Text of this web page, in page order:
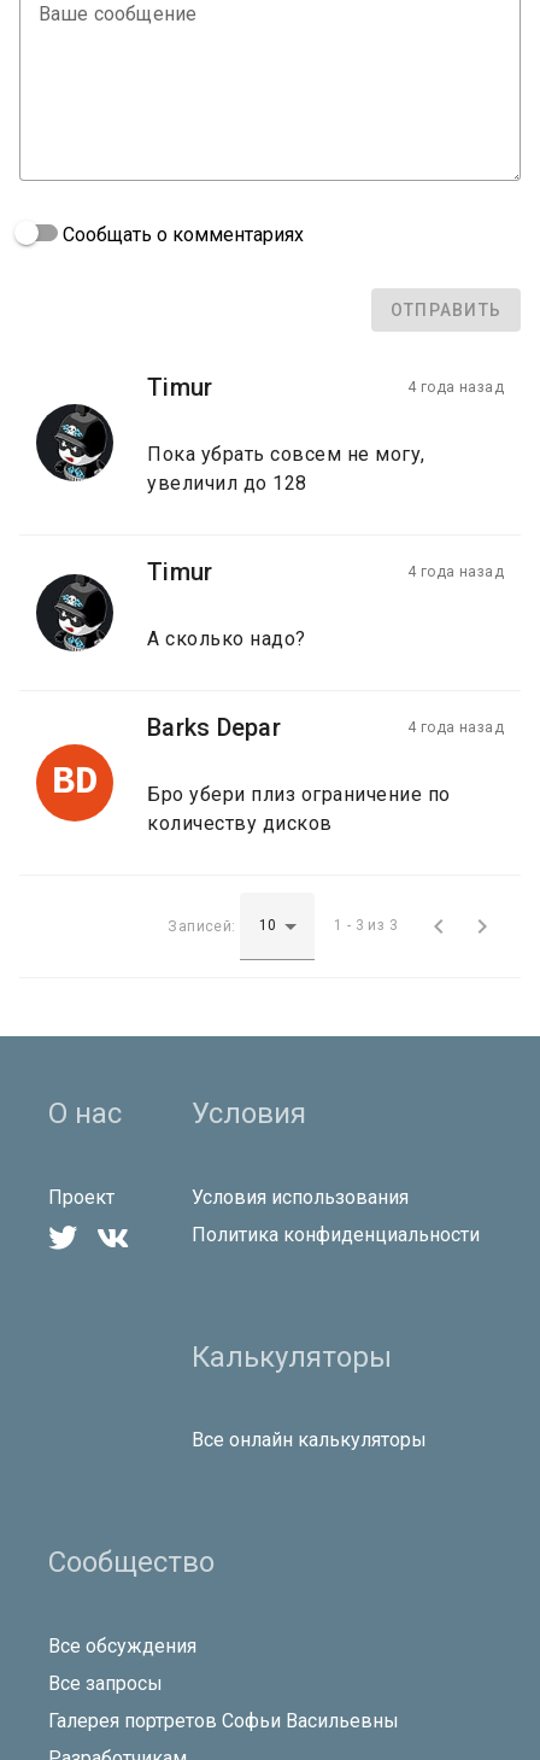
Ваше сообщение
Сообщать о комментариях
ОТПРАВИТЬ
Timur 4 года назад
Пока убрать совсем не могу,
увеличил до 128
Timur 4 года назад
А сколько надо?
BD
Barks Depar 4 года назад
Бро убери плиз ограничение по
количеству дисков
Записей: 1 - 3 из 3  
О нас
Проект
 
Условия
Условия использования
Политика конфиденциальности
Калькуляторы
Все онлайн калькуляторы
Сообщество
Все обсуждения
Все запросы
Галерея портретов Софьи Васильевны